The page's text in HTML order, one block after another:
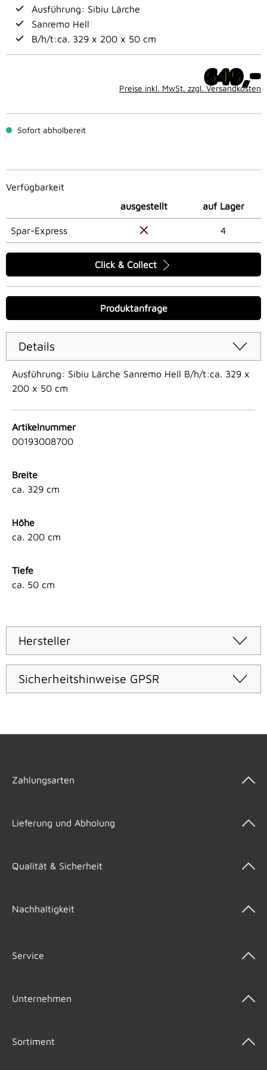
Ausführung: Sibiu Lärche
Sanremo Hell
B/h/t:ca. 329 x 200 x 50 cm
649,-
Preise inkl. MwSt. zzgl. Versandkosten
Sofort abholbereit
Verfügbarkeit
ausgestellt
auf Lager
Spar-Express 4
Click & Collect
Produktanfrage
Details
Ausführung: Sibiu Lärche Sanremo Hell B/h/t:ca. 329 x
200 x 50 cm
Artikelnummer
00193008700
Breite
ca. 329 cm
Höhe
ca. 200 cm
Tiefe
ca. 50 cm
Hersteller
Sicherheitshinweise GPSR
Zahlungsarten
Lieferung und Abholung
Qualität & Sicherheit
Nachhaltigkeit
Service
Unternehmen
Sortiment